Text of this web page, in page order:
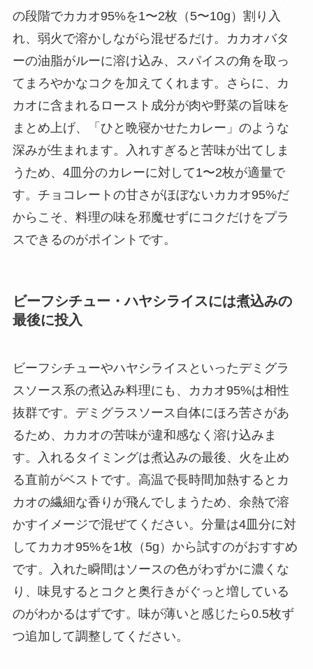
の段階でカカオ95%を1〜2枚（5〜10g）割り入
れ、弱火で溶かしながら混ぜるだけ。カカオバタ
ーの油脂がルーに溶け込み、スパイスの角を取っ
てまろやかなコクを加えてくれます。さらに、カ
カオに含まれるロースト成分が肉や野菜の旨味を
まとめ上げ、「ひと晩寝かせたカレー」のような
深みが生まれます。入れすぎると苦味が出てしま
うため、4皿分のカレーに対して1〜2枚が適量で
す。チョコレートの甘さがほぼないカカオ95%だ
からこそ、料理の味を邪魔せずにコクだけをプラ
スできるのがポイントです。
ビーフシチュー・ハヤシライスには煮込みの
最後に投入
ビーフシチューやハヤシライスといったデミグラ
スソース系の煮込み料理にも、カカオ95%は相性
抜群です。デミグラスソース自体にほろ苦さがあ
るため、カカオの苦味が違和感なく溶け込みま
す。入れるタイミングは煮込みの最後、火を止め
る直前がベストです。高温で長時間加熱するとカ
カオの繊細な香りが飛んでしまうため、余熱で溶
かすイメージで混ぜてください。分量は4皿分に対
してカカオ95%を1枚（5g）から試すのがおすすめ
です。入れた瞬間はソースの色がわずかに濃くな
り、味見するとコクと奥行きがぐっと増している
のがわかるはずです。味が薄いと感じたら0.5枚ず
つ追加して調整してください。